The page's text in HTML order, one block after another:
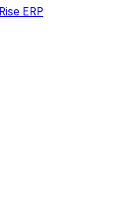
Rise ERP